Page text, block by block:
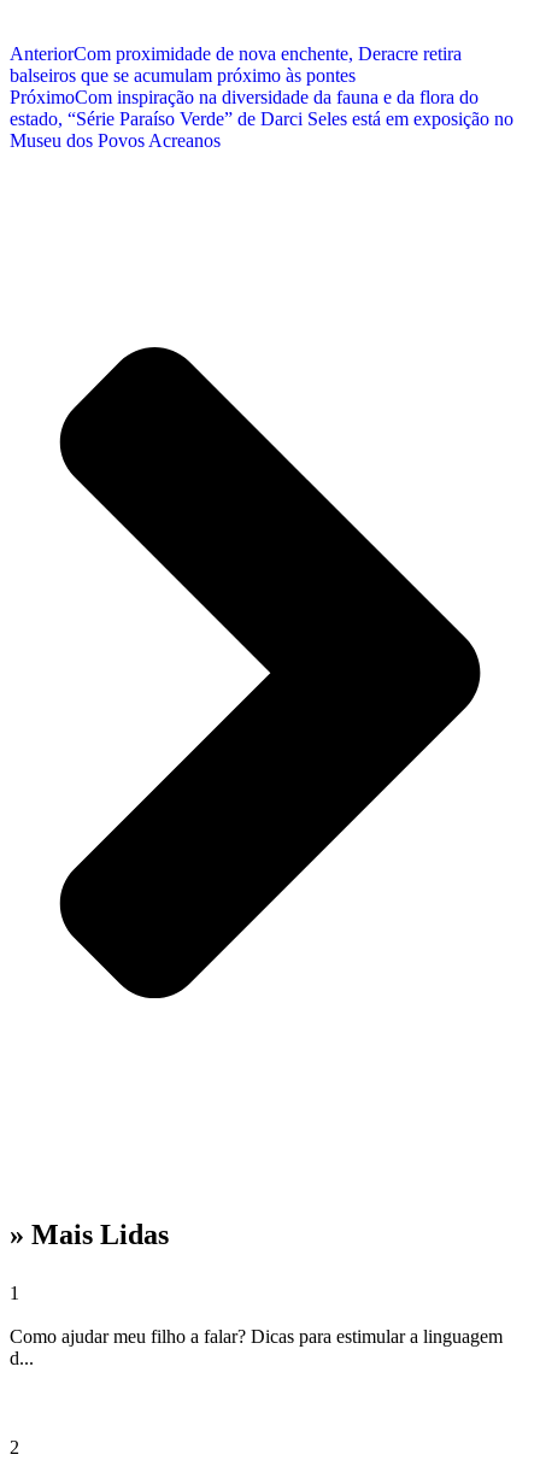
AnteriorCom proximidade de nova enchente, Deracre retira
balseiros que se acumulam próximo às pontes
PróximoCom inspiração na diversidade da fauna e da flora do
estado, “Série Paraíso Verde” de Darci Seles está em exposição no
Museu dos Povos Acreanos
» Mais Lidas
1
Como ajudar meu filho a falar? Dicas para estimular a linguagem
d...
2